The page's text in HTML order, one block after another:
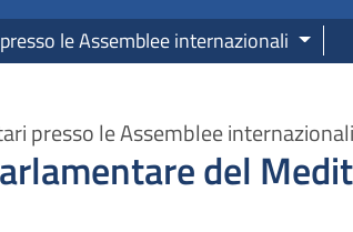
le Assemblee internazionali
presso le Assemblee internazionali
del